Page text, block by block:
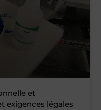
et
exigences légales